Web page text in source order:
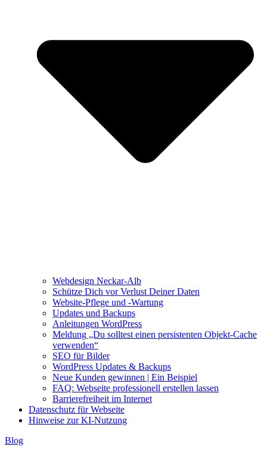
Webdesign Neckar-Alb
Schütze Dich vor Verlust Deiner Daten
Website-Pflege und -Wartung
Updates und Backups
Anleitungen WordPress
Meldung „Du solltest einen persistenten Objekt-Cache
verwenden“
SEO für Bilder
WordPress Updates & Backups
Neue Kunden gewinnen | Ein Beispiel
FAQ: Webseite professionell erstellen lassen
Barrierefreiheit im Internet
Datenschutz für Webseite
Hinweise zur KI-Nutzung
Blog